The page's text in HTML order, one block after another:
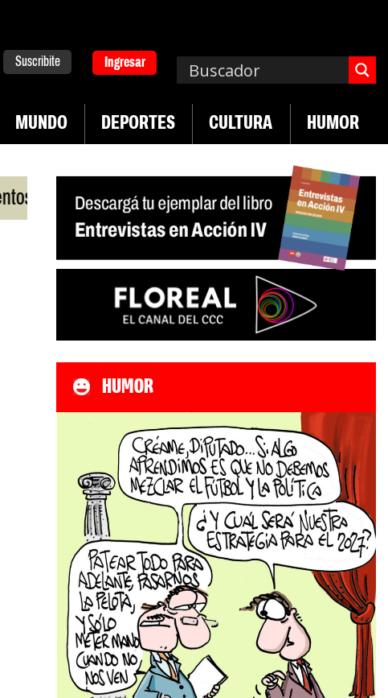
Suscribite Ingresar
MUNDO DEPORTES CULTURA HUMOR
| Uruguay frente a crisis diplomática Argentina-Brasil
HUMOR